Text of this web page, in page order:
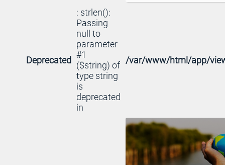
Deprecated
: strlen():
Passing
null to
parameter
#1
($string) of
type string
is
deprecated
in
/var/www/html/app/